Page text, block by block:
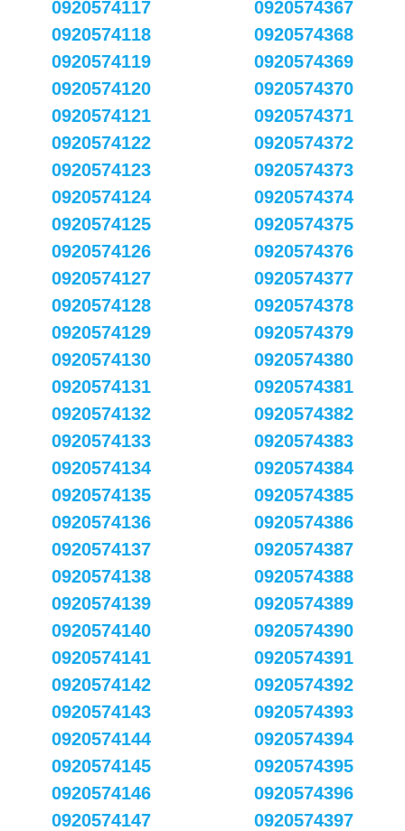
0920574117
0920574118
0920574119
0920574120
0920574121
0920574122
0920574123
0920574124
0920574125
0920574126
0920574127
0920574128
0920574129
0920574130
0920574131
0920574132
0920574133
0920574134
0920574135
0920574136
0920574137
0920574138
0920574139
0920574140
0920574141
0920574142
0920574143
0920574144
0920574145
0920574146
0920574147
0920574367
0920574368
0920574369
0920574370
0920574371
0920574372
0920574373
0920574374
0920574375
0920574376
0920574377
0920574378
0920574379
0920574380
0920574381
0920574382
0920574383
0920574384
0920574385
0920574386
0920574387
0920574388
0920574389
0920574390
0920574391
0920574392
0920574393
0920574394
0920574395
0920574396
0920574397